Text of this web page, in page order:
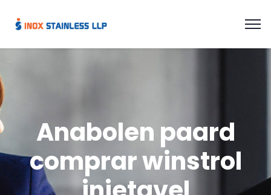
Anabolen paard
comprar winstrol